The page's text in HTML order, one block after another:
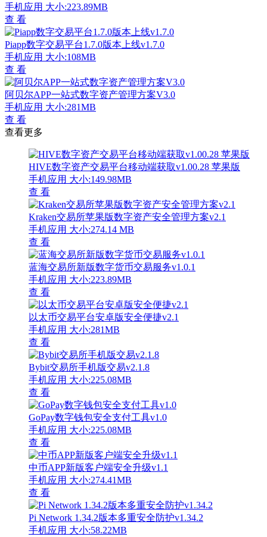
手机应用 大小:223.89MB
查 看
Piapp数字交易平台1.7.0版本上线v1.7.0
手机应用 大小:108MB
查 看
阿贝尔APP一站式数字资产管理方案V3.0
手机应用 大小:281MB
查 看
查看更多
HIVE数字资产交易平台移动端获取v1.00.28 苹果版
手机应用 大小:149.98MB
查 看
Kraken交易所苹果版数字资产安全管理方案v2.1
手机应用 大小:274.14 MB
查 看
蓝海交易所新版数字货币交易服务v1.0.1
手机应用 大小:223.89MB
查 看
以太币交易平台安卓版安全便捷v2.1
手机应用 大小:281MB
查 看
Bybit交易所手机版交易v2.1.8
手机应用 大小:225.08MB
查 看
GoPay数字钱包安全支付工具v1.0
手机应用 大小:225.08MB
查 看
中币APP新版客户端安全升级v1.1
手机应用 大小:274.41MB
查 看
Pi Network 1.34.2版本多重安全防护v1.34.2
手机应用 大小:58.22MB